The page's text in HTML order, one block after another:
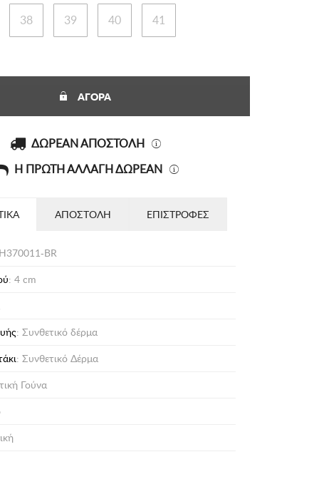
38 39 40 41
ΑΓΟΡΑ
ΔΩΡΕΑΝ ΑΠΟΣΤΟΛΗ
Η ΠΡΩΤΗ ΑΛΛΑΓΗ ΔΩΡΕΑΝ
ΑΠΟΣΤΟΛΗ ΕΠΙΣΤΡΟΦΕΣ
BR
: 4 cm
: Συνθετικό δέρμα
: Συνθετικό Δέρμα
Γούνα